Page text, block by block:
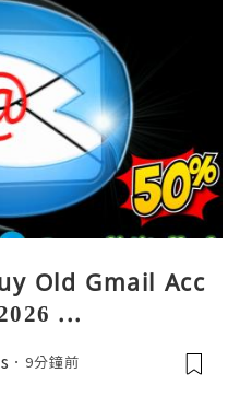
Old Gmail Acc
...
9分鐘前